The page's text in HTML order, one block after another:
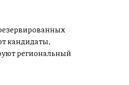
кандидаты,
региональный